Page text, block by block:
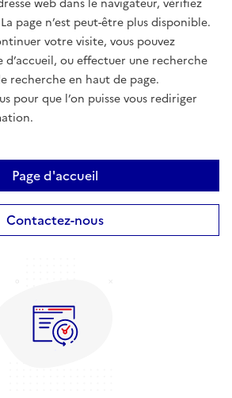
web dans le navigateur, vérifiez
page n’est peut-être plus disponible.
votre visite, vous pouvez
ou effectuer une recherche
recherche en haut de page.
pour que l’on puisse vous rediriger
Page d'accueil
Contactez-nous